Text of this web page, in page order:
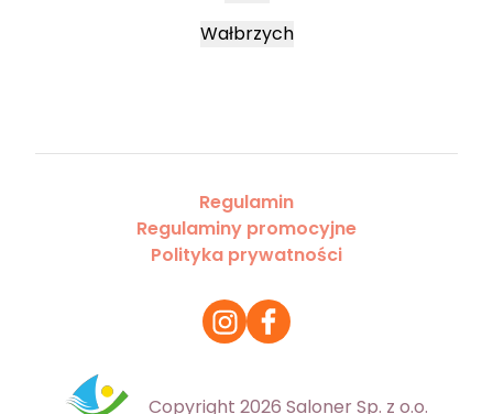
Wałbrzych
Regulamin
Regulaminy promocyjne
Polityka prywatności
Copyright 2026 Saloner Sp. z o.o.